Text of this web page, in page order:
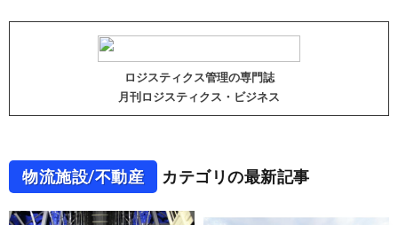
ロジスティクス管理の専門誌
月刊ロジスティクス・ビジネス
物流施設/不動産 カテゴリの最新記事